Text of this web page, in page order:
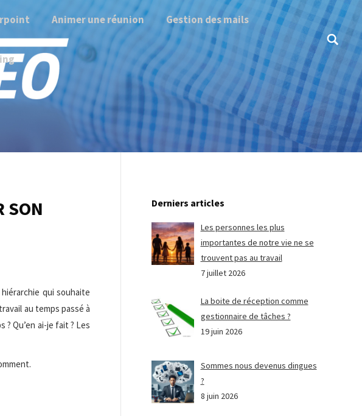
Animer une réunion Gestion des mails
Search:
SON
qui souhaite
au temps passé à
Qu’en ai-je fait ? Les
Derniers articles
Les personnes les plus
importantes de notre vie ne se
trouvent pas au travail
7 juillet 2026
La boite de réception comme
gestionnaire de tâches ?
19 juin 2026
Sommes nous devenus dingues
?
8 juin 2026